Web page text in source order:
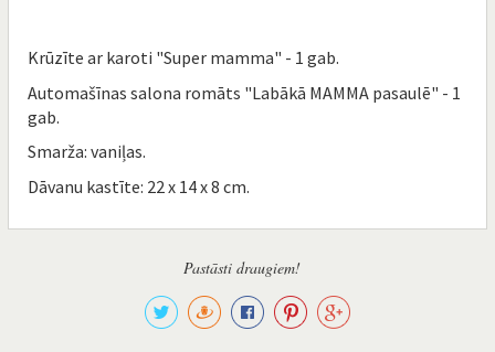
Krūzīte ar karoti "Super mamma" - 1 gab.
Automašīnas salona romāts "Labākā MAMMA pasaulē" - 1
gab.
Smarža: vaniļas.
Dāvanu kastīte: 22 x 14 x 8 cm.
Pastāsti draugiem!